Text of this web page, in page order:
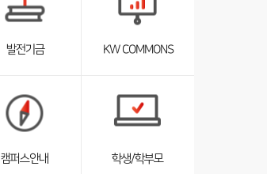
발전기금 KW COMMONS
브
리
스
펼
캠퍼스안내
브
리
스
펼
학생/학부모